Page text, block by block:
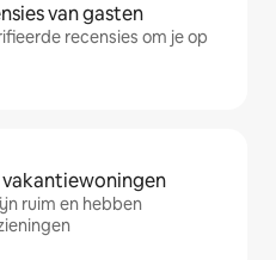
van gasten
recensies om je op
ruim en hebben